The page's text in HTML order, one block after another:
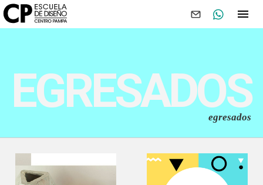
EGRESADOS
egresados